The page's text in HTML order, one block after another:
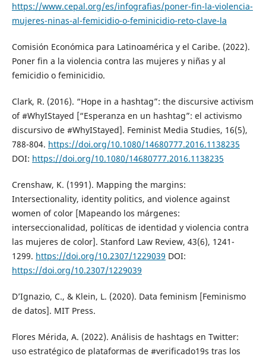
https://www.cepal.org/es/infografias/poner-fin-la-violencia-
mujeres-ninas-al-femicidio-o-feminicidio-reto-clave-la
Comisión Económica para Latinoamérica y el Caribe. (2022).
Poner fin a la violencia contra las mujeres y niñas y al
femicidio o feminicidio.
Clark, R. (2016). “Hope in a hashtag”: the discursive activism
of #WhyIStayed [“Esperanza en un hashtag”: el activismo
discursivo de #WhyIStayed]. Feminist Media Studies, 16(5),
788-804. https://doi.org/10.1080/14680777.2016.1138235
DOI: https://doi.org/10.1080/14680777.2016.1138235
Crenshaw, K. (1991). Mapping the margins:
Intersectionality, identity politics, and violence against
women of color [Mapeando los márgenes:
interseccionalidad, políticas de identidad y violencia contra
las mujeres de color]. Stanford Law Review, 43(6), 1241-
1299. https://doi.org/10.2307/1229039 DOI:
https://doi.org/10.2307/1229039
D’Ignazio, C., & Klein, L. (2020). Data feminism [Feminismo
de datos]. MIT Press.
Flores Mérida, A. (2022). Análisis de hashtags en Twitter:
uso estratégico de plataformas de #verificado19s tras los